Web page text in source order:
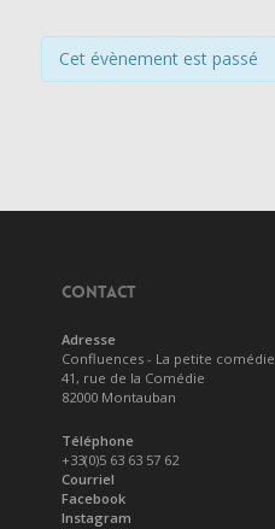
Cet évènement est passé
CONTACT
Adresse
Confluences - La petite comédie
41, rue de la Comédie
82000 Montauban
Téléphone
+33(0)5 63 63 57 62
Courriel
Facebook
Instagram